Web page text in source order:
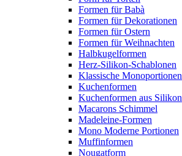
Formen für Babà
Formen für Dekorationen
Formen für Ostern
Formen für Weihnachten
Halbkugelformen
Herz-Silikon-Schablonen
Klassische Monoportionen
Kuchenformen
Kuchenformen aus Silikon
Macarons Schimmel
Madeleine-Formen
Mono Moderne Portionen
Muffinformen
Nougatform